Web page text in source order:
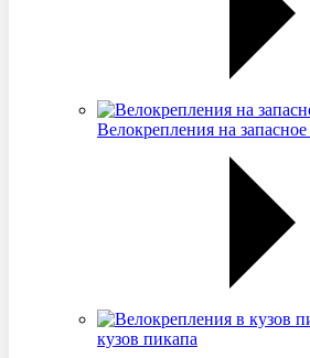
Велокрепления на запасное
кузов пикапа